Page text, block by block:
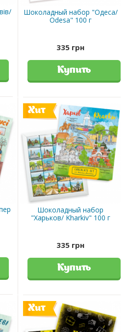
Шоколадный набор "Одеса/
Odesa" 100 г
335 грн
Купить
Хит
Шоколадный набор
"Харьков/ Kharkiv" 100 г
335 грн
Купить
Хит